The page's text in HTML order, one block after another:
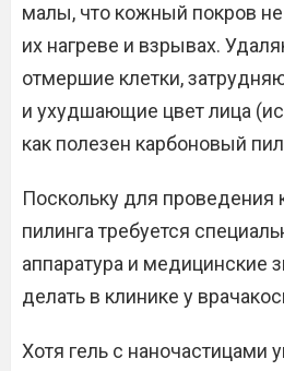
малы, что кожный покров
их нагреве и взрывах.
отмершие клетки,
и ухудшающие цвет лица
как полезен карбоновый
Поскольку для проведения
пилинга требуется
аппаратура и медицинские
делать в клинике у
Хотя гель с наночастицами